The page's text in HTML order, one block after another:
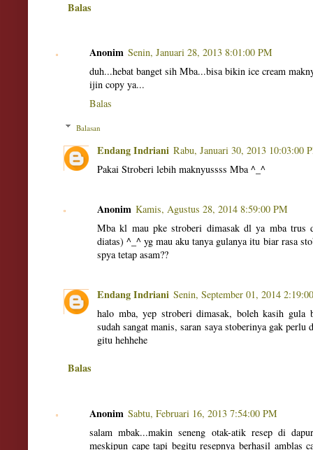
Balas
Anonim Senin, Januari 28, 2013 8:01:00 PM
duh...hebat banget sih Mba...bisa bikin ice cream
ijin copy ya...
Balas
Balasan
Endang Indriani Rabu, Januari 30, 2013 10:03:00
Pakai Stroberi lebih maknyussss Mba ^_^
Anonim Kamis, Agustus 28, 2014 8:59:00 PM
Mba kl mau pke stroberi dimasak dl ya mba trus
diatas) ^_^ yg mau aku tanya gulanya itu biar rasa
spya tetap asam??
Endang Indriani Senin, September 01, 2014
halo mba, yep stroberi dimasak, boleh kasih
sudah sangat manis, saran saya stoberinya gak perlu
gitu hehhehe
Balas
Anonim Sabtu, Februari 16, 2013 7:54:00 PM
salam mbak...makin seneng otak-atik resep di
meskipun cape tapi begitu resepnya berhasil amblas